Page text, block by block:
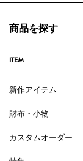
商品を探す
ITEM
新作アイテム
財布・小物
カスタムオーダー